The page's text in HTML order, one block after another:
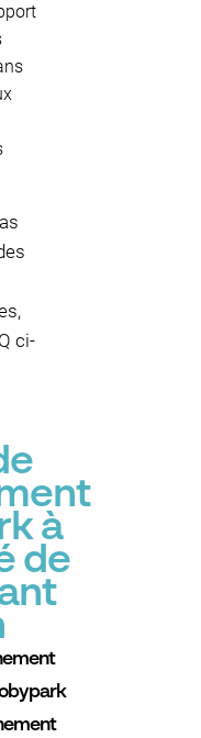
ci-
à
de